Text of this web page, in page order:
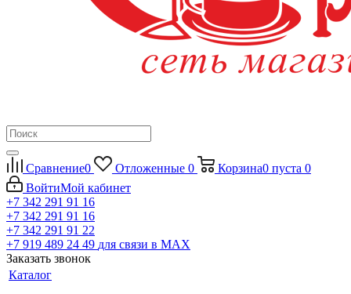
Сравнение0 Отложенные 0 Корзина0 пуста 0
ВойтиМой кабинет
+7 342 291 91 16
+7 342 291 91 16
+7 342 291 91 22
+7 919 489 24 49 для связи в МАХ
Заказать звонок
Каталог